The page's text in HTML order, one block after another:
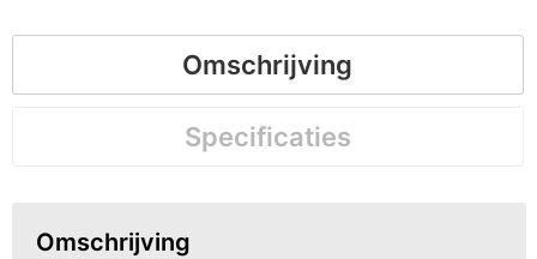
Omschrijving
Specificaties
Omschrijving